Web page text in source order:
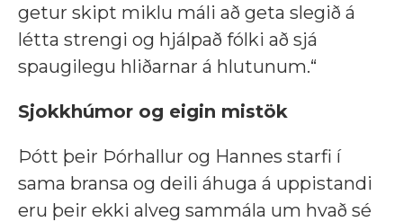
getur skipt miklu máli að geta slegið á
létta strengi og hjálpað fólki að sjá
spaugilegu hliðarnar á hlutunum.“
Sjokkhúmor og eigin mistök
Þótt þeir Þórhallur og Hannes starfi í
sama bransa og deili áhuga á uppistandi
eru þeir ekki alveg sammála um hvað sé